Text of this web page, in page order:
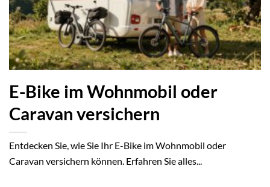
E-Bike im Wohnmobil oder
Caravan versichern
Entdecken Sie, wie Sie Ihr E-Bike im Wohnmobil oder
Caravan versichern können. Erfahren Sie alles...